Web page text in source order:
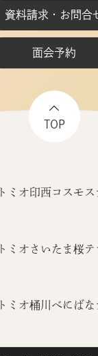
資料請求・お問合
面会予約
TOP
トミオ印西コスモス
トミオさいたま桜テ
トミオ桶川べにばな